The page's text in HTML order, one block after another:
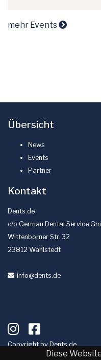
mehr Events
Übersicht
News
Events
Partner
Kontakt
Dents.de
c/o German Dental Service
Wittenborner Str. 32
23812 Wahlstedt
info@dents.de
Copyright byDents.de
Diese